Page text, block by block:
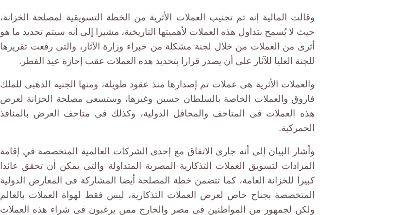
وقالت المالية إنه تم تجنيب العملات الأثرية من الخطة التسويقية لمصلحة الخزانة،
حيث لا يُسمح بتداول هذه العملات لأهميتها التاريخية، مشيرا إلى أنه سيتم تحديد ما هو
أثرى من العملات من خلال لجنة مشكلة من خبراء وزارة الآثار، والتى رفعت تقريرها
للجنة العليا للآثار على أن يصدر قرارا بتحديد هذه العملات عقب إجازة عيد الفطر.
والعملات الأثرية هى عملات تم إصدارها منذ عقود طويلة، ومنها الجنيه الذهبى للملك
فاروق والعملات الخاصة بالسلطان حسين وغيرها، وستسعى مصلحة الخزانة لعرض
هذه العملات فى المتاحف والمحافل الدولية، وكذلك فى متاحف العرض بالمنافذ
الجمركية.
وأشار البيان إلى أنه جارى الاتفاق مع إحدى الشركات العالمية المتخصصة في إقامة
المزادات لتسويق العملات التذكارية المصرية المتداولة والتى يمكن أن تحقق عائدا
كبيرا للخزانة العامة، كما تتضمن خطة المصلحة أيضا المشاركة فى المعارض الدولية
المتخصصة بجناح خاص لعرض العملات التذكارية، ليس فقط لهواة العملات بالعالم
ولكن لجمهور من المواطنين فى مصر والخارج ممن يرغبون فى شراء هذه العملات